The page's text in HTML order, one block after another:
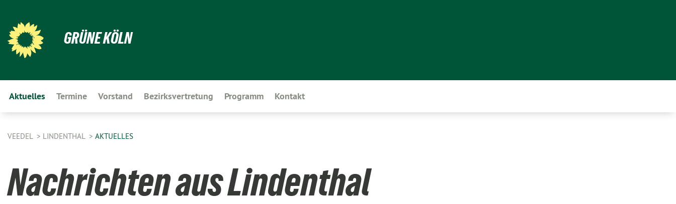
GRÜNE KÖLN
Aktuelles Termine Vorstand Bezirksvertretung Programm Kontakt
VEEDEL LINDENTHAL AKTUELLES
Nachrichten aus Lindenthal